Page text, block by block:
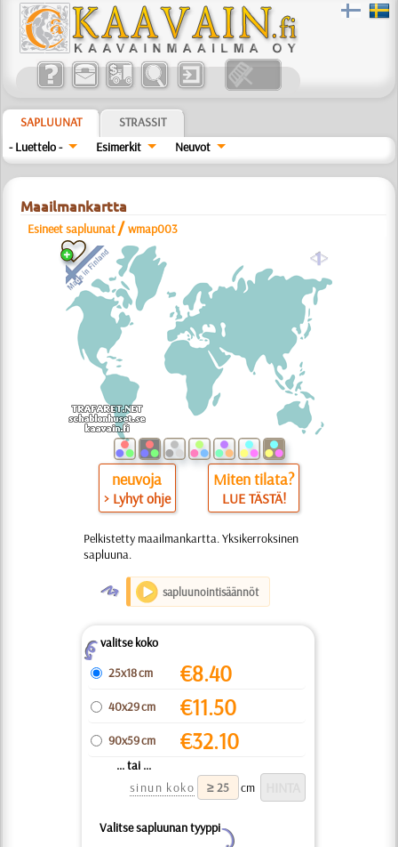
SAPLUUNAT
STRASSIT
- Luettelo -
Esimerkit Neuvot
Maailmankartta
Esineet sapluunat /wmap003
a
neuvoja
> Lyhyt ohje
Miten tilata?
LUE TÄSTÄ!
Pelkistetty maailmankartta. Yksikerroksinen
sapluuna.
O sapluunointisäännöt
Zvalitse koko
25x18 cm
€8.40
40x29 cm €11.50
90x59 cm €32.10
... tai ...
sinun koko
cm
Valitse sapluunan tyyppi
Y